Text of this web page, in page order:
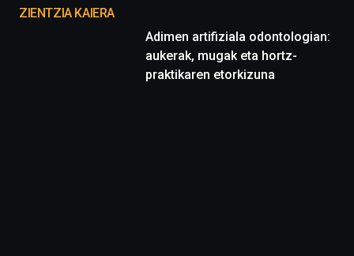
proyectos
ZIENTZIA KAIERA
Adimen artifiziala odontologian:
aukerak, mugak eta hortz-
praktikaren etorkizuna